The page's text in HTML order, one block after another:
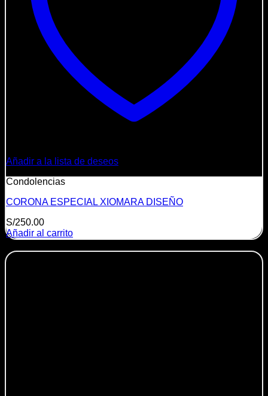
Añadir a la lista de deseos
Condolencias
CORONA ESPECIAL XIOMARA DISEÑO
S/250.00
Añadir al carrito